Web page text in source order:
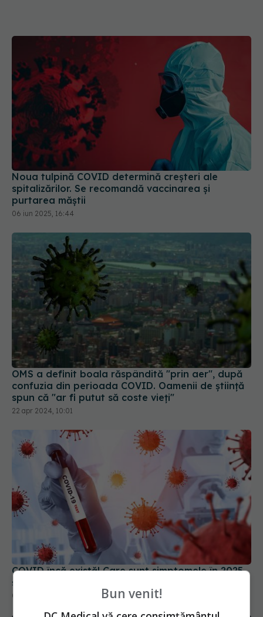
Noua tulpină COVID determină creșteri ale
spitalizărilor. Se recomandă vaccinarea și
purtarea măștii
06 iun 2025, 16:44
OMS a definit boala răspândită "prin aer", după
confuzia din perioada COVID. Oamenii de știință
spun că "ar fi putut să coste vieți"
22 apr 2024, 10:01
COVID încă există! Care sunt simptomele în 2025
și cât timp durează. De ce ar fi bine să te testezi?
07 mai 2025, 11:08 Bun venit!